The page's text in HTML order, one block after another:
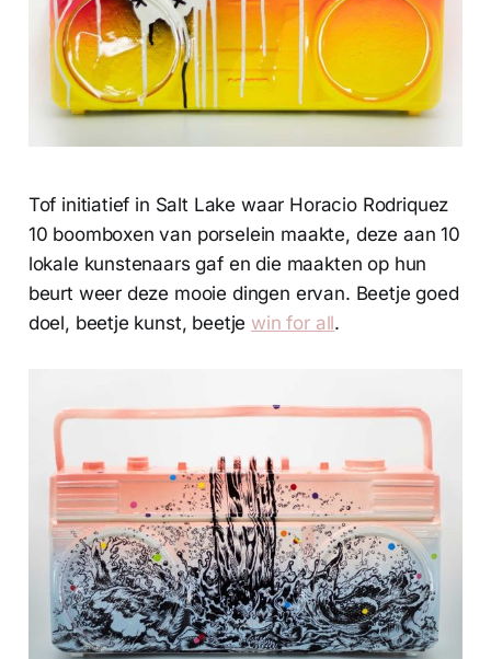
Tof initiatief in Salt Lake waar Horacio Rodriquez
10 boomboxen van porselein maakte, deze aan 10
lokale kunstenaars gaf en die maakten op hun
beurt weer deze mooie dingen ervan. Beetje goed
doel, beetje kunst, beetje win for all.